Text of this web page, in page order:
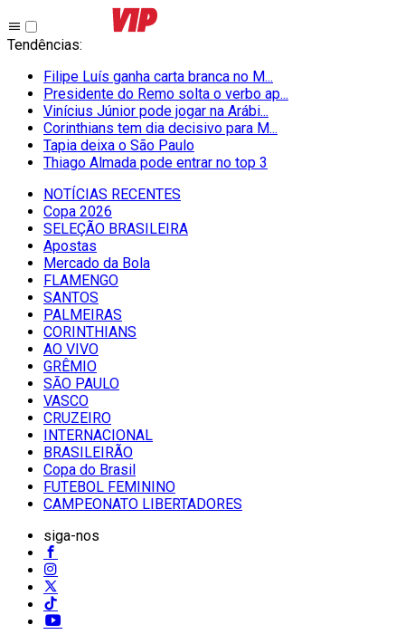
Tendências:
Filipe Luís ganha carta branca no M...
Presidente do Remo solta o verbo ap...
Vinícius Júnior pode jogar na Arábi...
Corinthians tem dia decisivo para M...
Tapia deixa o São Paulo
Thiago Almada pode entrar no top 3
NOTÍCIAS RECENTES
Copa 2026
SELEÇÃO BRASILEIRA
Apostas
Mercado da Bola
FLAMENGO
SANTOS
PALMEIRAS
CORINTHIANS
AO VIVO
GRÊMIO
SĀO PAULO
VASCO
CRUZEIRO
INTERNACIONAL
BRASILEIRÃO
Copa do Brasil
FUTEBOL FEMININO
CAMPEONATO LIBERTADORES
siga-nos